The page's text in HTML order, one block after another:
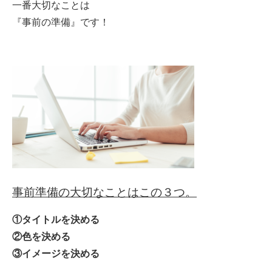
一番大切なことは
『事前の準備』です！
事前準備の大切なことはこの３つ。
①タイトルを決める
②色を決める
③イメージを決める